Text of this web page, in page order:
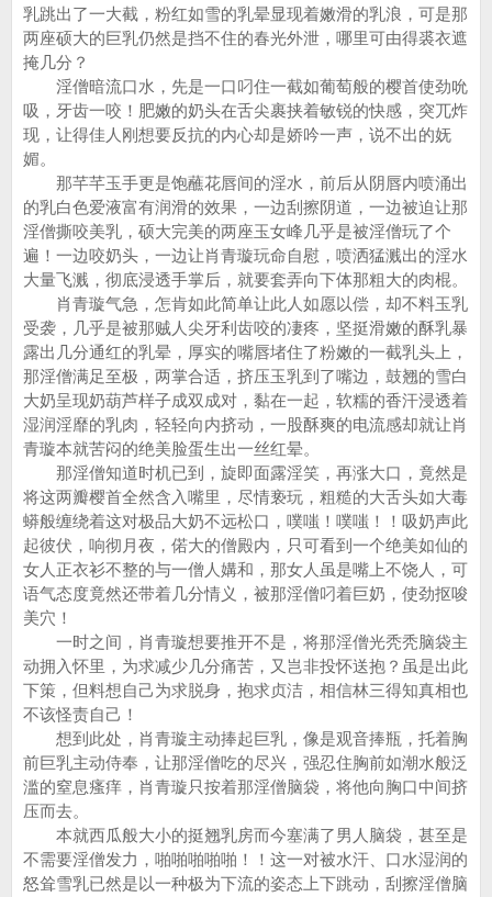
乳跳出了一大截，粉红如雪的乳晕显现着嫩滑的乳浪，可是那
两座硕大的巨乳仍然是挡不住的春光外泄，哪里可由得裘衣遮
掩几分？
淫僧暗流口水，先是一口叼住一截如葡萄般的樱首使劲吮
吸，牙齿一咬！肥嫩的奶头在舌尖裹挟着敏锐的快感，突兀炸
现，让得佳人刚想要反抗的内心却是娇吟一声，说不出的妩
媚。
那芊芊玉手更是饱蘸花唇间的淫水，前后从阴唇内喷涌出
的乳白色爱液富有润滑的效果，一边刮擦阴道，一边被迫让那
淫僧撕咬美乳，硕大完美的两座玉女峰几乎是被淫僧玩了个
遍！一边咬奶头，一边让肖青璇玩命自慰，喷洒猛溅出的淫水
大量飞溅，彻底浸透手掌后，就要套弄向下体那粗大的肉棍。
肖青璇气急，怎肯如此简单让此人如愿以偿，却不料玉乳
受袭，几乎是被那贼人尖牙利齿咬的凄疼，坚挺滑嫩的酥乳暴
露出几分通红的乳晕，厚实的嘴唇堵住了粉嫩的一截乳头上，
那淫僧满足至极，两掌合适，挤压玉乳到了嘴边，鼓翘的雪白
大奶呈现奶葫芦样子成双成对，黏在一起，软糯的香汗浸透着
湿润淫靡的乳肉，轻轻向内挤动，一股酥爽的电流感却就让肖
青璇本就苦闷的绝美脸蛋生出一丝红晕。
那淫僧知道时机已到，旋即面露淫笑，再涨大口，竟然是
将这两瓣樱首全然含入嘴里，尽情亵玩，粗糙的大舌头如大毒
蟒般缠绕着这对极品大奶不远松口，噗嗤！噗嗤！！吸奶声此
起彼伏，响彻月夜，偌大的僧殿内，只可看到一个绝美如仙的
女人正衣衫不整的与一僧人媾和，那女人虽是嘴上不饶人，可
语气态度竟然还带着几分情义，被那淫僧叼着巨奶，使劲抠唆
美穴！
一时之间，肖青璇想要推开不是，将那淫僧光秃秃脑袋主
动拥入怀里，为求减少几分痛苦，又岂非投怀送抱？虽是出此
下策，但料想自己为求脱身，抱求贞洁，相信林三得知真相也
不该怪责自己！
想到此处，肖青璇主动捧起巨乳，像是观音捧瓶，托着胸
前巨乳主动侍奉，让那淫僧吃的尽兴，强忍住胸前如潮水般泛
滥的窒息瘙痒，肖青璇只按着那淫僧脑袋，将他向胸口中间挤
压而去。
本就西瓜般大小的挺翘乳房而今塞满了男人脑袋，甚至是
不需要淫僧发力，啪啪啪啪啪！！这一对被水汗、口水湿润的
怒耸雪乳已然是以一种极为下流的姿态上下跳动，刮擦淫僧脑